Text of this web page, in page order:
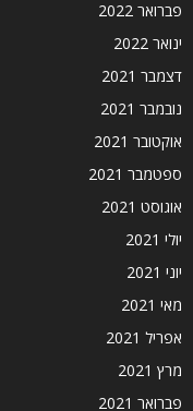
פברואר 2022
ינואר 2022
דצמבר 2021
נובמבר 2021
אוקטובר 2021
ספטמבר 2021
אוגוסט 2021
יולי 2021
יוני 2021
מאי 2021
אפריל 2021
מרץ 2021
פברואר 2021